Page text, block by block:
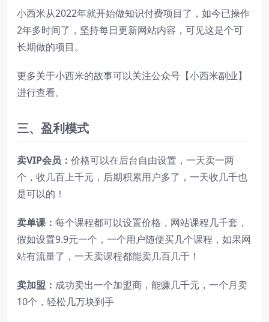
小西米从2022年就开始做知识付费项目了，如今已操作
2年多时间了，坚持每日更新网站内容，可见这是个可
长期做的项目。
更多关于小西米的故事可以关注公众号【小西米副业】
进行查看。
三、盈利模式
卖VIP会员： 价格可以在后台自由设置，一天卖一两
个，收几百上千元，后期积累用户多了，一天收几千也
是可以的！
卖单课： 每个课程都可以设置价格，网站课程几千套，
假如设置9.9元一个，一个用户随便买几个课程，如果网
站有流量了，一天卖课程都能卖几百几千！
卖加盟： 成功卖出一个加盟商，能赚几千元，一个月卖
10个，轻松几万块到手